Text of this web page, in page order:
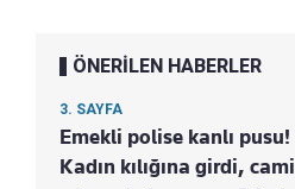
ÖNERİLEN HABERLER
3. SAYFA
Emekli polise kanlı pusu!
Kadın kılığına girdi, cami